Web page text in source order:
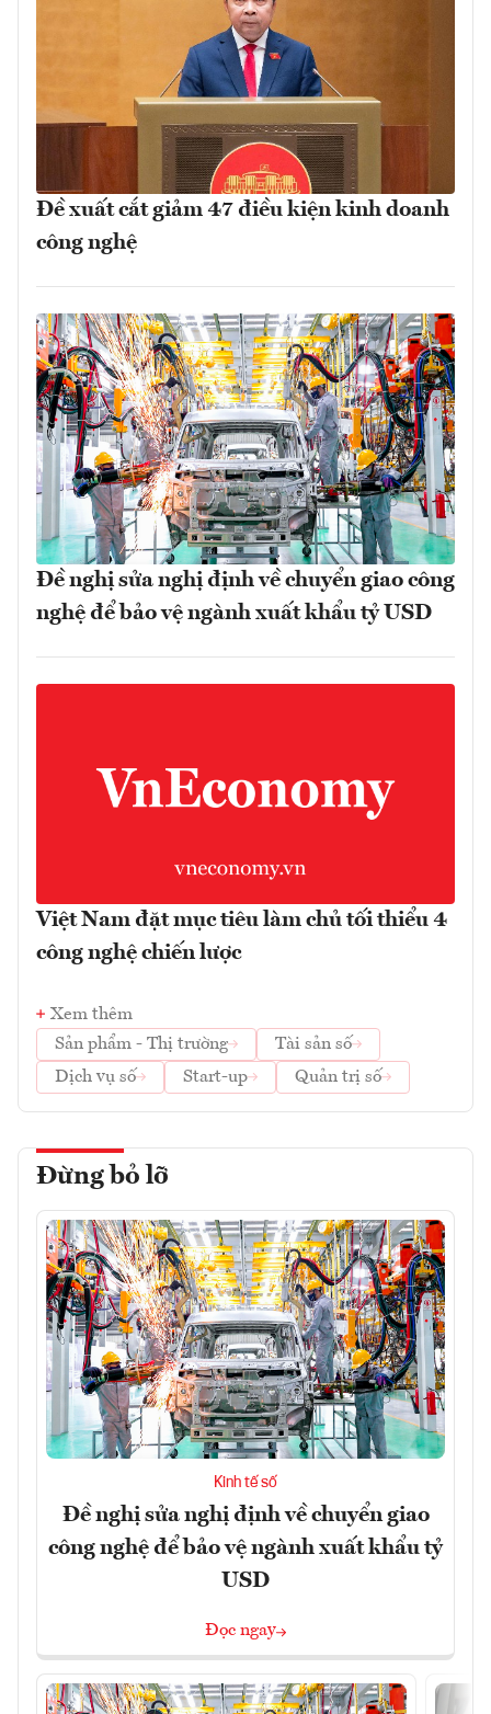
Đề xuất cắt giảm 47 điều kiện kinh doanh
công nghệ
Đề nghị sửa nghị định về chuyển giao công
nghệ để bảo vệ ngành xuất khẩu tỷ USD
Việt Nam đặt mục tiêu làm chủ tối thiểu 4
công nghệ chiến lược
Xem thêm
Sản phẩm - Thị trường
Tài sản số
Dịch vụ số
Start-up Quản trị số
Đừng bỏ lỡ
Kinh tế số
Đề nghị sửa nghị định về chuyển giao
công nghệ để bảo vệ ngành xuất khẩu tỷ
USD
Đọc ngay